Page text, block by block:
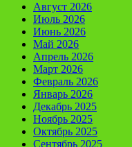
Август 2026
Июль 2026
Июнь 2026
Май 2026
Апрель 2026
Март 2026
Февраль 2026
Январь 2026
Декабрь 2025
Ноябрь 2025
Октябрь 2025
Сентябрь 2025